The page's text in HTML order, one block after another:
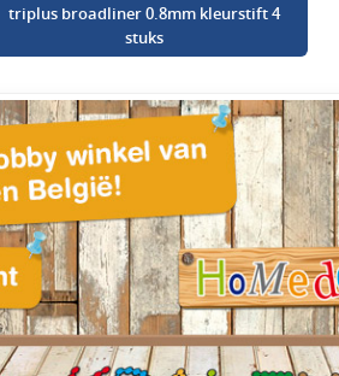
triplus broadliner 0.8mm kleurstift 4
stuks